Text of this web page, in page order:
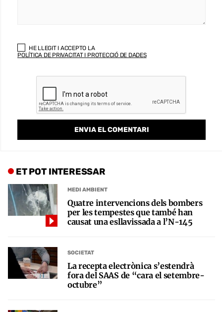
HE LLEGIT I ACCEPTO LA
POLÍTICA DE PRIVACITAT I PROTECCIÓ DE DADES
ET POT INTERESSAR
MEDI AMBIENT
Quatre intervencions dels bombers
per les tempestes que també han
causat una esllavissada a l’N-145
SOCIETAT
La recepta electrònica s’estendrà
fora del SAAS de “cara el setembre-
octubre”